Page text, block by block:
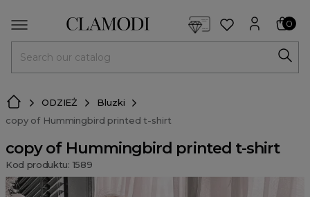
0
ODZIEŻ
Bluzki
copy of Hummingbird printed t-shirt
copy of Hummingbird printed t-shirt
Kod produktu: 1589